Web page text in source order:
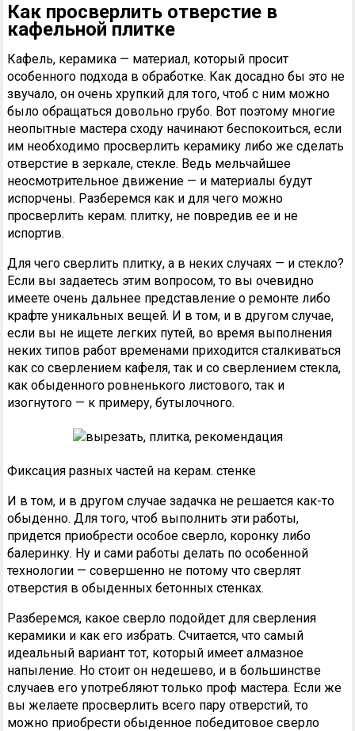
Как просверлить отверстие в
кафельной плитке
Кафель, керамика — материал, который просит
особенного подхода в обработке. Как досадно бы это не
звучало, он очень хрупкий для того, чтоб с ним можно
было обращаться довольно грубо. Вот поэтому многие
неопытные мастера сходу начинают беспокоиться, если
им необходимо просверлить керамику либо же сделать
отверстие в зеркале, стекле. Ведь мельчайшее
неосмотрительное движение — и материалы будут
испорчены. Разберемся как и для чего можно
просверлить керам. плитку, не повредив ее и не
испортив.
Для чего сверлить плитку, а в неких случаях — и стекло?
Если вы задаетесь этим вопросом, то вы очевидно
имеете очень дальнее представление о ремонте либо
крафте уникальных вещей. И в том, и в другом случае,
если вы не ищете легких путей, во время выполнения
неких типов работ временами приходится сталкиваться
как со сверлением кафеля, так и со сверлением стекла,
как обыденного ровненького листового, так и
изогнутого — к примеру, бутылочного.
Фиксация разных частей на керам. стенке
И в том, и в другом случае задачка не решается как-то
обыденно. Для того, чтоб выполнить эти работы,
придется приобрести особое сверло, коронку либо
балеринку. Ну и сами работы делать по особенной
технологии — совершенно не потому что сверлят
отверстия в обыденных бетонных стенках.
Разберемся, какое сверло подойдет для сверления
керамики и как его избрать. Считается, что самый
идеальный вариант тот, который имеет алмазное
напыление. Но стоит он недешево, и в большинстве
случаев его употребляют только проф мастера. Если же
вы желаете просверлить всего пару отверстий, то
можно приобрести обыденное победитовое сверло